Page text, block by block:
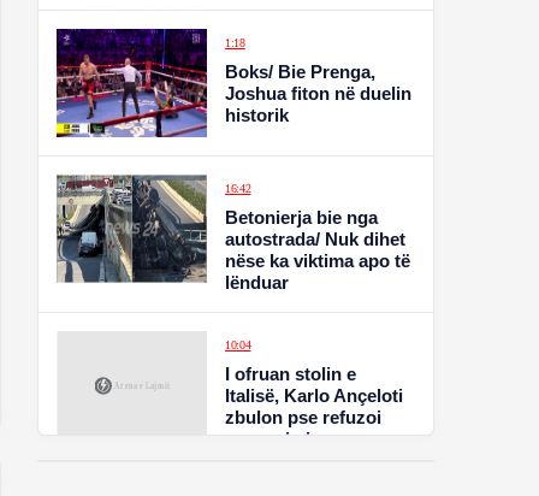
1:18
Boks/ Bie Prenga,
Joshua fiton në duelin
historik
16:42
Betonierja bie nga
autostrada/ Nuk dihet
nëse ka viktima apo të
lënduar
10:04
I ofruan stolin e
Italisë, Karlo Ançeloti
zbulon pse refuzoi
propozimin e